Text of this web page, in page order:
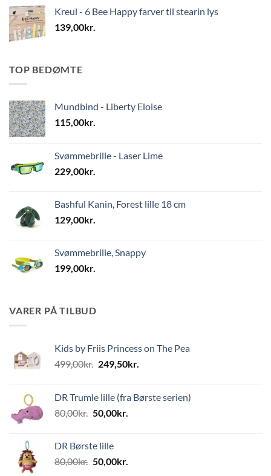
Kreul - 6 Bee Happy farver til stearin lys
139,00kr.
TOP BEDØMTE
Mundbind - Liberty Eloise
115,00kr.
Svømmebrille - Laser Lime
229,00kr.
Bashful Kanin, Forest lille 18 cm
129,00kr.
Svømmebrille, Snappy
199,00kr.
VARER PÅ TILBUD
Kids by Friis Princess on The Pea
499,00kr. Den
var:
499,00kr..
249,50kr.
er:
DR Trumle lille (fra Børste serien)
80,00kr. Den
var:
80,00kr..
50,00kr.
50,00kr..
DR Børste lille
80,00kr. Den
50,00kr.